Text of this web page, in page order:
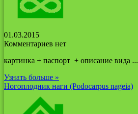
01.03.2015
Комментариев нет
картинка + паспорт + описание вида ...
Узнать больше »
Ногоплодник наги (Podocarpus nagеiа)